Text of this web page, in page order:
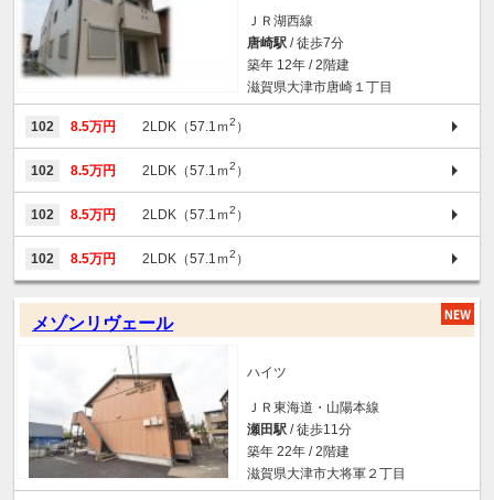
ＪＲ湖西線
唐崎駅 / 徒歩7分
築年 12年 / 2階建
滋賀県大津市唐崎１丁目
102 8.5万円 2LDK（57.1ｍ2 ）
102 8.5万円 2LDK（57.1ｍ2 ）
102 8.5万円 2LDK（57.1ｍ2 ）
102 8.5万円 2LDK（57.1ｍ2 ）
メゾンリヴェール
ハイツ
ＪＲ東海道・山陽本線
瀬田駅 / 徒歩11分
築年 22年 / 2階建
滋賀県大津市大将軍２丁目